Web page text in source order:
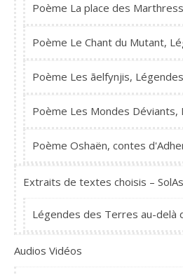
Poème La place des
Poème Le Chant du Mutant,
Poème Les ãelfynjis,
Poème Les Mondes Déviants,
Poème Oshaën, contes
Extraits de textes choisis – SolAs
Légendes des Terres au-delà
Audios Vidéos